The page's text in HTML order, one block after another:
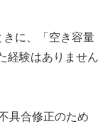
に、「空き容量
経験はありません
具合修正のため